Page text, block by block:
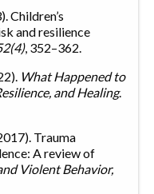
Children’s
and resilience
, 352–362.
What Happened to
and Healing.
Trauma
A review of
Violent Behavior,